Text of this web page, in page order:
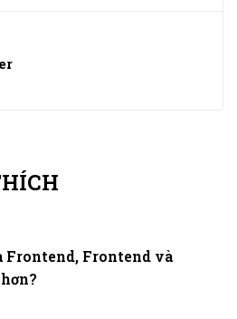
Frontend, Frontend và